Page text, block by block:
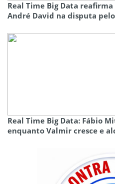
Real Time Big Data
André David na disputa
Real Time Big Data: Fábio
enquanto Valmir cresce e